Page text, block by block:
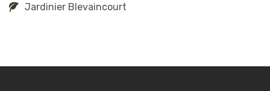
Jardinier Blevaincourt